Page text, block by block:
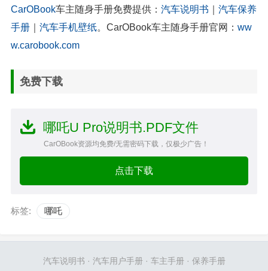
CarOBook车主随身手册免费提供： 汽车说明书
汽车保养
手册
汽车手机壁纸。CarOBook车主随身手册官网： ww
w.carobook.com
免费下载
哪吒U Pro说明书.PDF文件
CarOBook资源均免费/无需密码下载，仅极少广告！
点击下载
标签: 哪吒
汽车说明书 · 汽车用户手册· 车主手册· 保养手册